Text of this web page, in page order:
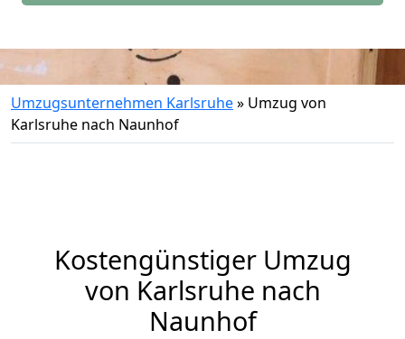
Umzugsunternehmen Karlsruhe» Umzug von
Karlsruhe nach Naunhof
Kostengünstiger Umzug
von Karlsruhe nach
Naunhof